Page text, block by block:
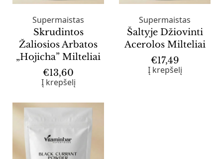
Supermaistas
Skrudintos
Žaliosios Arbatos
„Hojicha” Milteliai
€13,60
Į krepšelį
Supermaistas
Šaltyje Džiovinti
Acerolos Milteliai
€17,49
Į krepšelį